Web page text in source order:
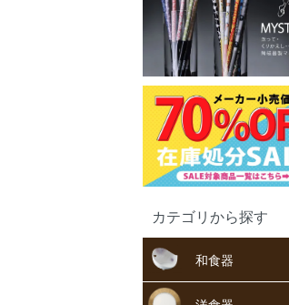
カテゴリから探す
和食器